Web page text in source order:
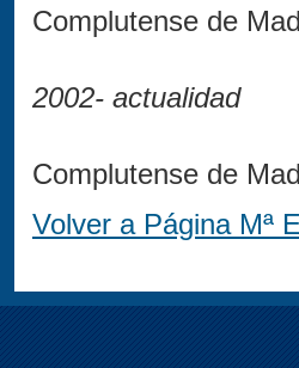
Complutense de
2002- actualidad
Facultad
Complutense de
Volver a Página Mª